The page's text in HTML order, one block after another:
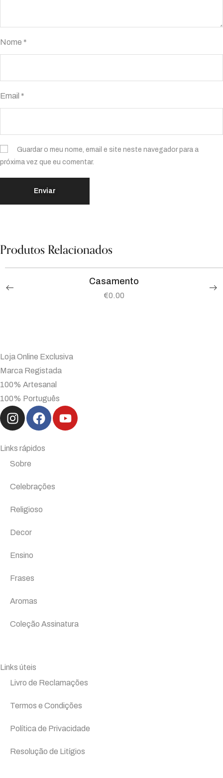
Nome *
Email *
Guardar o meu nome, email e site neste navegador para a
próxima vez que eu comentar.
Produtos Relacionados
Casamento
€0.00
Loja Online Exclusiva
Marca Registada
100% Artesanal
100% Português
Links rápidos
Sobre
Celebrações
Religioso
Decor
Ensino
Frases
Aromas
Coleção Assinatura
Links úteis
Livro de Reclamações
Termos e Condições
Política de Privacidade
Resolução de Litígios